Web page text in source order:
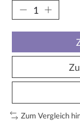
Zum Vergleich